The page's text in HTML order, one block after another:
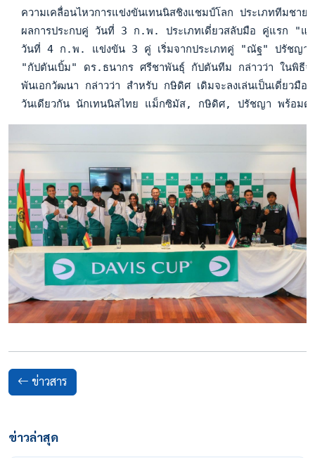
ความเคลื่อนไหวการแข่งขันเทนนิสชิงแชมป์โลก ประเภททีมชา
ผลการประกบคู่ วันที่ 3 ก.พ. ประเภทเดี่ยวสลับมือ คู่แรก "แ
วันที่ 4 ก.พ. แข่งขัน 3 คู่ เริ่มจากประเภทคู่ "ณัฐ" ปรัชญา
"กัปตันเบิ้ม" ดร.ธนากร ศรีชาพันธุ์ กัปตันทีม กล่าวว่า ในพิธี
พันเอกวัฒนา กล่าวว่า สำหรับ กษิดิศ เดิมจะลงเล่นเป็นเดี่ยวมื
วันเดียวกัน นักเทนนิสไทย แม็กซิมัส, กษิดิศ, ปรัชญา พร้อมด้
ข่าวสาร
ข่าวล่าสุด